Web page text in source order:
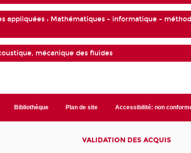
appliquées : Mathématiques - informatique -
mécanique des fluides
Bibliothèque Plan de site Accessibilité: non
VALIDATION DES ACQUIS